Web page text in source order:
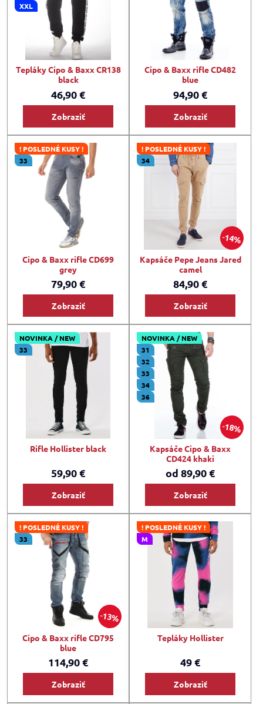
XXL
Tepláky Cipo & Baxx CR138
black
46,90 €
Zobraziť
Cipo & Baxx rifle CD482
blue
94,90 €
Zobraziť
! POSLEDNÉ KUSY !
33
Cipo & Baxx rifle CD699
grey
79,90 €
Zobraziť
14%
! POSLEDNÉ KUSY !
34
Kapsáče Pepe Jeans Jared
camel
84,90 €
Zobraziť
NOVINKA / NEW
33
Rifle Hollister black
59,90 €
Zobraziť
18%
NOVINKA / NEW
31
32
33
34
36
Kapsáče Cipo & Baxx
CD424 khaki
od 89,90 €
Zobraziť
13%
! POSLEDNÉ KUSY !
33
Cipo & Baxx rifle CD795
blue
114,90 €
Zobraziť
! POSLEDNÉ KUSY !
M
Tepláky Hollister
49 €
Zobraziť